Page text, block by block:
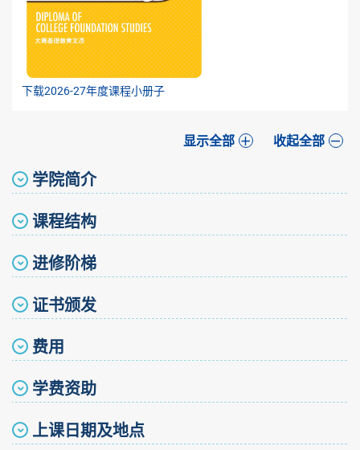
下载2026-27年度课程小册子
显示全部 收起全部
学院简介
课程结构
进修阶梯
证书颁发
费用
学费资助
上课日期及地点